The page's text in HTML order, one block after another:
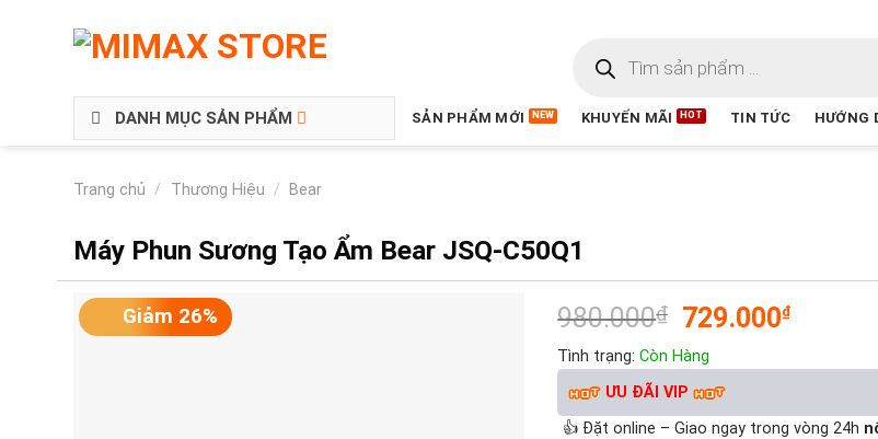
DANH MỤC SẢN PHẨM SẢN PHẨM MỚI KHUYẾN MÃI TIN TỨC HƯỚNG
Trang chủ / Thương Hiệu / Bear
Máy Phun Sương Tạo Ẩm Bear JSQ-C50Q1
Giảm 26% 980.000₫ 729.000₫
Tình trạng: Còn Hàng
ƯU ĐÃI VIP
👍 Đặt online – Giao ngay trong vòng 24h